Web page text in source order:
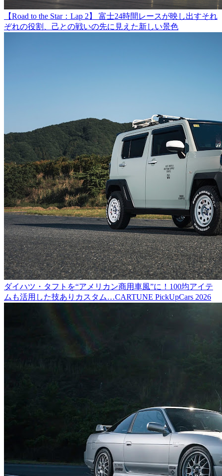
【Road to the Star：Lap 2】 富士24時間レースが映し出すそれ
ぞれの役割、己との戦いの先に見えた新しい景色
ダイハツ・タフトを“アメリカン商用車風”に！100均アイテ
ムも活用した技ありカスタム…CARTUNE PickUpCars 2026